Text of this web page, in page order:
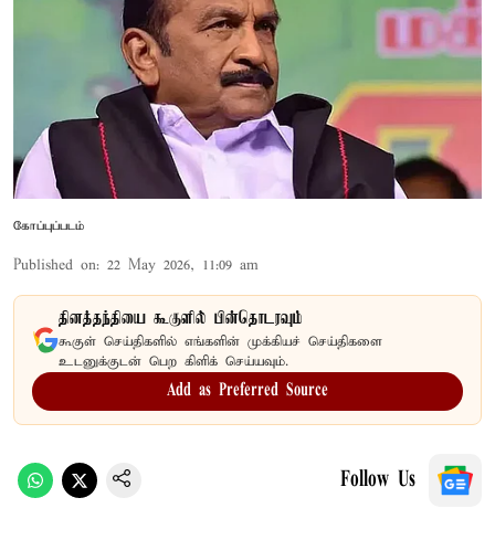
கோப்புப்படம்
Published on: 22 May 2026, 11:09 am
தினத்தந்தியை கூகுளில் பின்தொடரவும்
கூகுள் செய்திகளில் எங்களின் முக்கியச் செய்திகளை
உடனுக்குடன் பெற கிளிக் செய்யவும்.
Add as Preferred Source
Follow Us